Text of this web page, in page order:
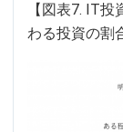
【図表7. IT
わる投資の割